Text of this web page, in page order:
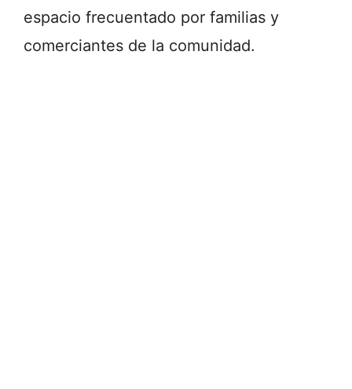
espacio frecuentado por familias y
comerciantes de la comunidad.